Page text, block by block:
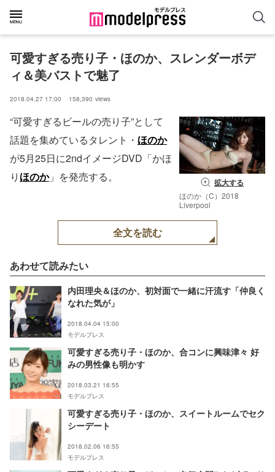
可愛すぎる売り子・ほのか、スレンダーボデ
ィ＆美バストで魅了
2018.04.27 17:00 158,390 views
拡大する
ほのか（C）2018
Liverpool
“可愛すぎるビールの売り子”として
話題を集めているタレント・ ほのか
が5月25日に2ndイメージDVD「かほ
り ほのか」を発売する。
全文を読む
あわせて読みたい
内田理央＆ほのか、初対面で一緒に汗流す「仲良く
なれた気が」
2018.04.04 15:00
モデルプレス
可愛すぎる売り子・ほのか、合コンに興味津々 好
みの男性像も明かす
2018.03.21 16:55
モデルプレス
可愛すぎる売り子・ほのか、スイートルームでセク
シーデート
2018.02.06 16:55
モデルプレス